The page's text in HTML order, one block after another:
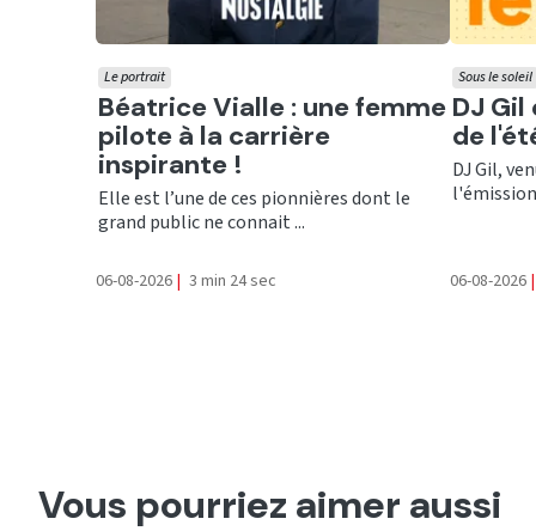
Ecouter
Béatrice Vialle : une femme
pilote à la carrière
inspirante !
Le portrait
Elle est l’une de ces pionnières dont le
grand public ne connait ...
06-08-2026 | 3 min 24 sec
DJ
de
Sous le soleil
DJ Gil,
06-08-2026 |
Vous pourriez aimer aussi